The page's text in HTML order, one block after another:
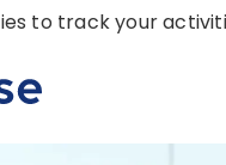
to track your